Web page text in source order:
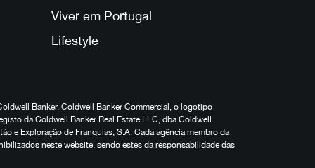
Viver em Portugal
Lifestyle
Banker, Coldwell Banker Commercial, o logotipo
da Coldwell Banker Real Estate LLC, dba Coldwell
e Exploração de Franquias, S.A. Cada agência membro da
neste website, sendo estes da responsabilidade das